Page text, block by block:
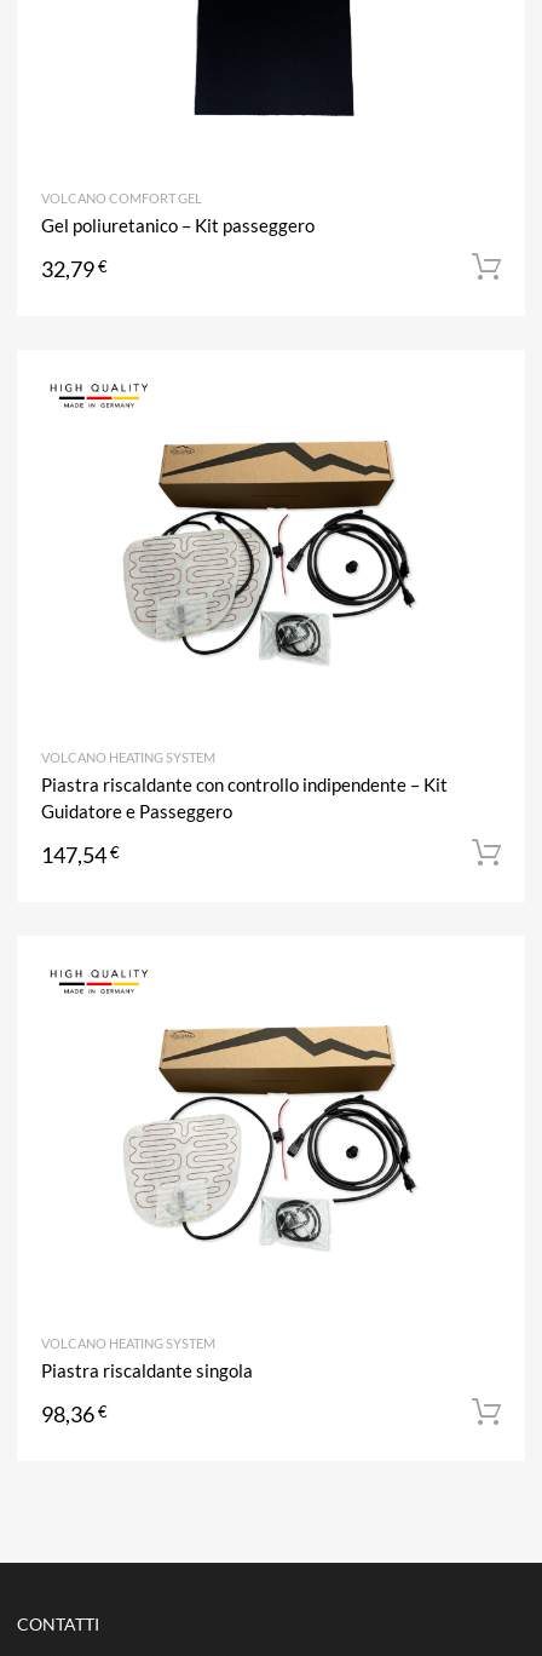
VOLCANO COMFORT GEL
Gel poliuretanico – Kit passeggero
32,79€
VOLCANO HEATING SYSTEM
Piastra riscaldante con controllo indipendente – Kit
Guidatore e Passeggero
147,54€
VOLCANO HEATING SYSTEM
Piastra riscaldante singola
98,36€
CONTATTI